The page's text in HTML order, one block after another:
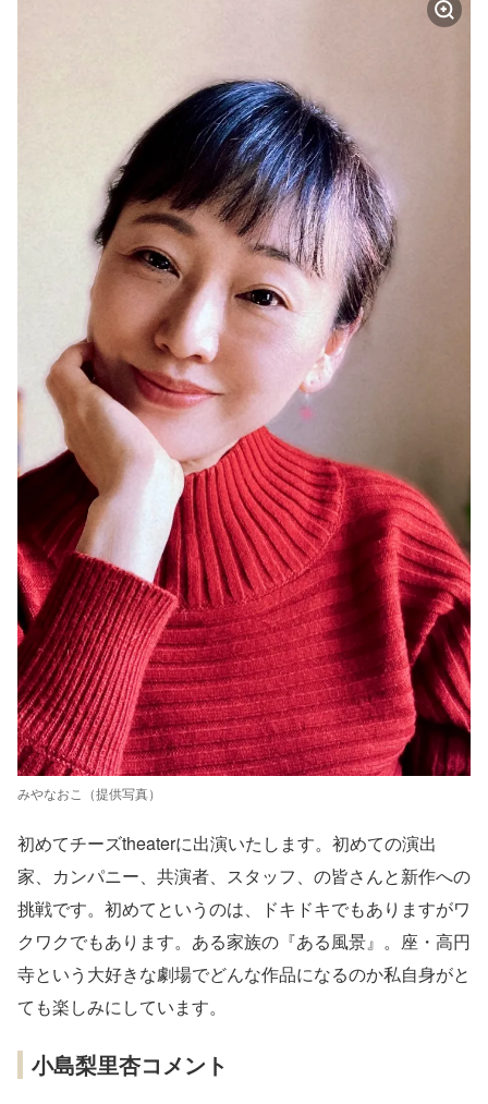
みやなおこ（提供写真）
初めてチーズtheaterに出演いたします。初めての演出
家、カンパニー、共演者、スタッフ、の皆さんと新作への
挑戦です。初めてというのは、ドキドキでもありますがワ
クワクでもあります。ある家族の『ある⾵景』。座・⾼円
寺という⼤好きな劇場でどんな作品になるのか私⾃⾝がと
ても楽しみにしています。
小島梨里杏コメント